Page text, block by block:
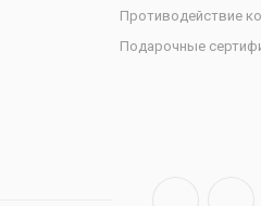
Противодействие
Подарочные